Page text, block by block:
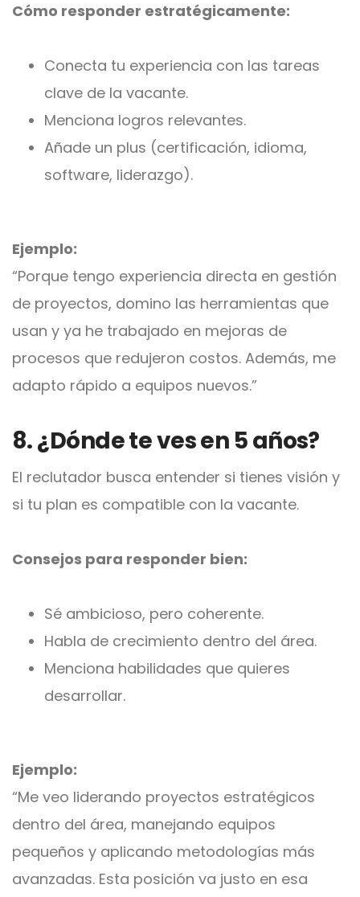
Cómo responder estratégicamente:
Conecta tu experiencia con las tareas
clave de la vacante.
Menciona logros relevantes.
Añade un plus (certificación, idioma,
software, liderazgo).
Ejemplo:
“Porque tengo experiencia directa en gestión
de proyectos, domino las herramientas que
usan y ya he trabajado en mejoras de
procesos que redujeron costos. Además, me
adapto rápido a equipos nuevos.”
8. ¿Dónde te ves en 5 años?
El reclutador busca entender si tienes visión y
si tu plan es compatible con la vacante.
Consejos para responder bien:
Sé ambicioso, pero coherente.
Habla de crecimiento dentro del área.
Menciona habilidades que quieres
desarrollar.
Ejemplo:
“Me veo liderando proyectos estratégicos
dentro del área, manejando equipos
pequeños y aplicando metodologías más
avanzadas. Esta posición va justo en esa